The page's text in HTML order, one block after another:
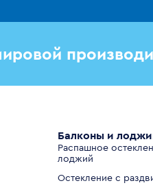
Балконы и
Распашное
лоджий
Остекление с